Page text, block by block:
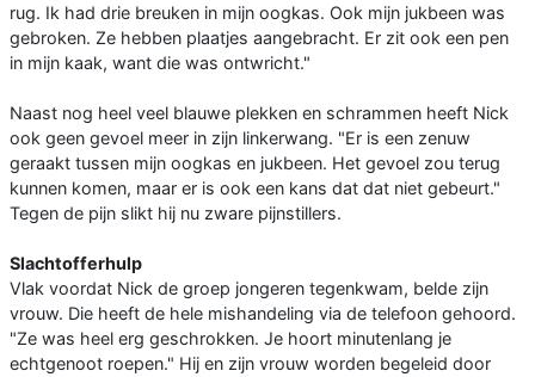
rug. Ik had drie breuken in mijn oogkas. Ook mijn jukbeen was
gebroken. Ze hebben plaatjes aangebracht. Er zit ook een pen
in mijn kaak, want die was ontwricht."
Naast nog heel veel blauwe plekken en schrammen heeft Nick
ook geen gevoel meer in zijn linkerwang. "Er is een zenuw
geraakt tussen mijn oogkas en jukbeen. Het gevoel zou terug
kunnen komen, maar er is ook een kans dat dat niet gebeurt."
Tegen de pijn slikt hij nu zware pijnstillers.
Slachtofferhulp
Vlak voordat Nick de groep jongeren tegenkwam, belde zijn
vrouw. Die heeft de hele mishandeling via de telefoon gehoord.
"Ze was heel erg geschrokken. Je hoort minutenlang je
echtgenoot roepen." Hij en zijn vrouw worden begeleid door